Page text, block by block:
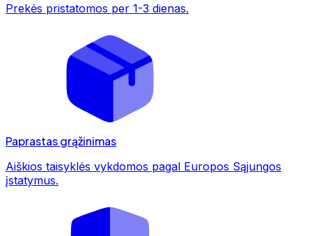
Prekės pristatomos per 1-3 dienas.
Paprastas grąžinimas
Aiškios taisyklės vykdomos pagal Europos Sąjungos
įstatymus.